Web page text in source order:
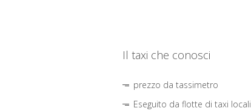
Il taxi che conosci
prezzo da tassimetro
Eseguito da flotte di taxi locali